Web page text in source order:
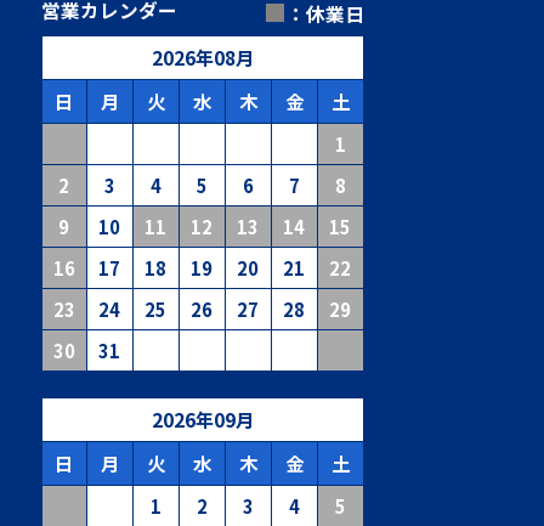
営業カレンダー ■ ：休業日
2026年08月
日
月 火 水 木 金 土
1
2
3 4 5 6 7
8
9
10 11 12 13 14
15
16
17 18 19 20 21
22
23
24 25 26 27 28
29
30
31
2026年09月
日
月 火 水 木 金 土
1 2 3 4
5